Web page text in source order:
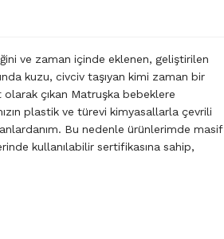
ve zaman içinde eklenen, geliştirilen
kuzu, civciv taşıyan kimi zaman bir
çıkan Matruşka bebeklere
plastik ve türevi kimyasallarla çevrili
Bu nedenle ürünlerimde masif
kullanılabilir sertifikasına sahip,